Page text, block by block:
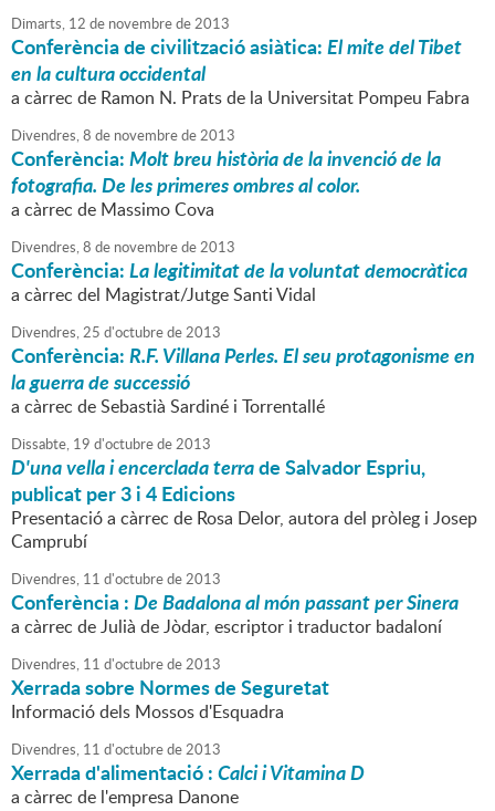
Dimarts, 12 de novembrede2013
Conferència de civilització asiàtica:El mite del Tibet
en la cultura occidental
a càrrec de Ramon N. Prats de la Universitat Pompeu Fabra
Divendres,8 de novembrede2013
Conferència:Molt breu història de la invenció de la
fotografia. De les primeres ombres al color.
a càrrec de Massimo Cova
Divendres,8 de novembrede2013
Conferència:La legitimitat de la voluntat democràtica
a càrrec del Magistrat/Jutge Santi Vidal
Divendres,25 d'octubrede2013
Conferència:R.F. Villana Perles. El seu protagonisme en
la guerra de successió
a càrrec de Sebastià Sardiné i Torrentallé
Dissabte, 19 d'octubrede2013
D'una vella i encerclada terrade Salvador Espriu,
publicat per 3 i 4 Edicions
Presentació a càrrec de Rosa Delor, autora del pròleg i Josep
Camprubí
Divendres, 11 d'octubrede2013
Conferència :De Badalona al món passant per Sinera
a càrrec de Julià de Jòdar, escriptor i traductor badaloní
Divendres, 11 d'octubrede2013
Xerrada sobre Normes de Seguretat
Informació dels Mossos d'Esquadra
Divendres, 11 d'octubrede2013
Xerrada d'alimentació :Calci i Vitamina D
a càrrec de l'empresa Danone